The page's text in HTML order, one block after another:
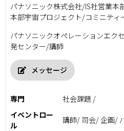
パナソニック株式会社/IS社営業本
本部宇宙プロジェクト/コミニティ
パナソニックオペレーションエク
発センター/講師
メッセージ
専門
社会課題 /
イベントロー
ル
講師/ 司会/ 企画/